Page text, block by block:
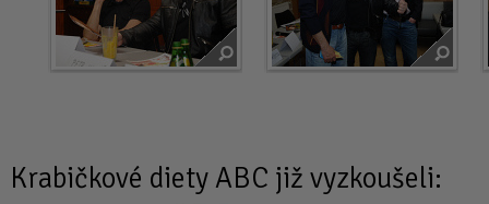
Krabičkové diety ABC již vyzkoušeli: